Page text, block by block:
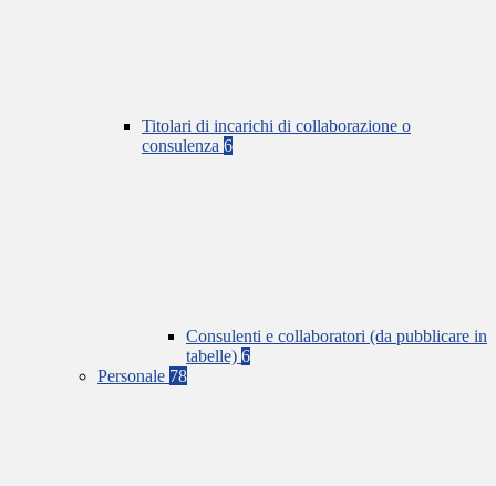
Titolari di incarichi di collaborazione o
consulenza 6
Consulenti e collaboratori (da pubblicare in
tabelle) 6
Personale 78